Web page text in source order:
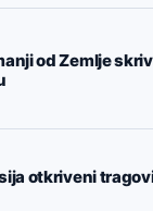
od Zemlje
otkriveni